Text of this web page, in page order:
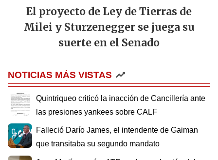
El proyecto de Ley de Tierras de
Milei y Sturzenegger se juega su
suerte en el Senado
NOTICIAS MÁS VISTAS
Quintriqueo criticó la inacción de Cancillería ante
las presiones yankees sobre CALF
Falleció Darío James, el intendente de Gaiman
que transitaba su segundo mandato